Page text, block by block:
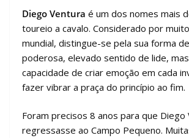
Diego Ventura é um dos nomes mais
toureio a cavalo. Considerado por
mundial, distingue-se pela sua forma
poderosa, elevado sentido de lide,
capacidade de criar emoção em cada
fazer vibrar a praça do princípio ao fim.
Foram precisos 8 anos para que Diego
regressasse ao Campo Pequeno.